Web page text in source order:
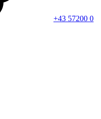
+43 57200 0